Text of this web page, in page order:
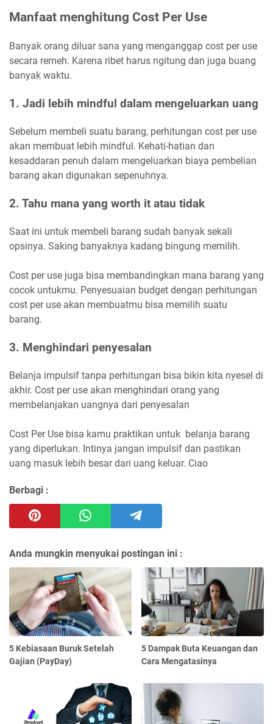
Manfaat menghitung Cost Per Use
Banyak orang diluar sana yang menganggap cost per use
secara remeh. Karena ribet harus ngitung dan juga buang
banyak waktu.
1. Jadi lebih mindful dalam mengeluarkan uang
Sebelum membeli suatu barang, perhitungan cost per use
akan membuat lebih mindful. Kehati-hatian dan
kesaddaran penuh dalam mengeluarkan biaya pembelian
barang akan digunakan sepenuhnya.
2. Tahu mana yang worth it atau tidak
Saat ini untuk membeli barang sudah banyak sekali
opsinya. Saking banyaknya kadang bingung memilih.
Cost per use juga bisa membandingkan mana barang yang
cocok untukmu. Penyesuaian budget dengan perhitungan
cost per use akan membuatmu bisa memilih suatu
barang.
3. Menghindari penyesalan
Belanja impulsif tanpa perhitungan bisa bikin kita nyesel di
akhir. Cost per use akan menghindari orang yang
membelanjakan uangnya dari penyesalan
Cost Per Use bisa kamu praktikan untuk belanja barang
yang diperlukan. Intinya jangan impulsif dan pastikan
uang masuk lebih besar dari uang keluar. Ciao
Berbagi :
Anda mungkin menyukai postingan ini :
5 Kebiasaan Buruk Setelah
Gajian (PayDay)
5 Dampak Buta Keuangan dan
Cara Mengatasinya